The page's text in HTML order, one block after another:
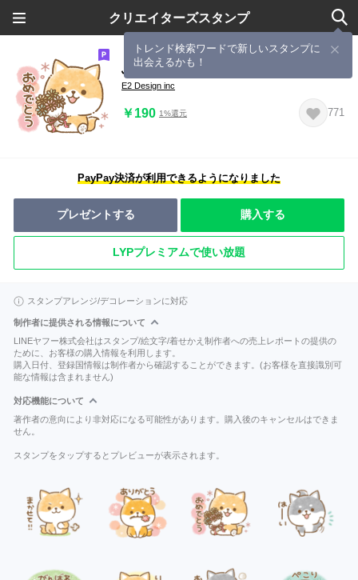
クリエイターズスタンプ
トレンド検索ワードで新しいスタンプに
出会えるかも！
ふんわり手書き風★かまってチビ柴28
E2 Design inc
￥190 1%還元 771
PayPay決済が利用できるようになりました
プレゼントする 購入する
LYPプレミアムで使い放題
スタンプアレンジ/デコレーションに対応
制作者に提供される情報について
LINEヤフー株式会社はスタンプ/絵文字/着せかえ制作者への売上レポートの提供の
ために、お客様の購入情報を利用します。
購入日付、登録国情報は制作者から確認することができます。(お客様を直接識別可
能な情報は含まれません)
対応機能について
著作者の意向により非対応になる可能性があります。購入後のキャンセルはできま
せん。
スタンプをタップするとプレビューが表示されます。